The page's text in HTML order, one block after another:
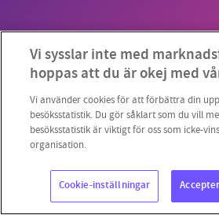
Copyright 2023 © Supermiljöbloggen
vill hjälpa oss.
Stötta vårt arbete genom att
1231368703
Läs vad vi vill göra
Vi sysslar inte med
hoppas att du är okej med
Vi använder cookies för att förbättra din
besöksstatistik. Du gör såklart som du vill
besöksstatistik är viktigt för oss som icke-
organisation.
Cookie-inställningar